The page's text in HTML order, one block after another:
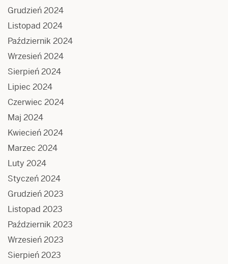
Grudzień 2024
Listopad 2024
Październik 2024
Wrzesień 2024
Sierpień 2024
Lipiec 2024
Czerwiec 2024
Maj 2024
Kwiecień 2024
Marzec 2024
Luty 2024
Styczeń 2024
Grudzień 2023
Listopad 2023
Październik 2023
Wrzesień 2023
Sierpień 2023